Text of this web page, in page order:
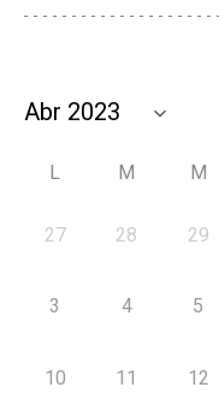
L M M
27 28 29
3 4 5
10 11 12